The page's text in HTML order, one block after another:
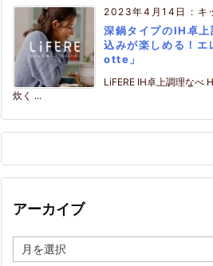
2023年4月14日 : キ
深鍋タイプのIH卓
込みが楽しめる！
otte」
LiFERE IH卓上調理なべ
炊く ...
アーカイブ
ー